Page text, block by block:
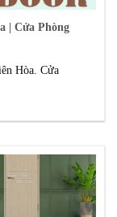
| Cửa Phòng
Hòa. Cửa